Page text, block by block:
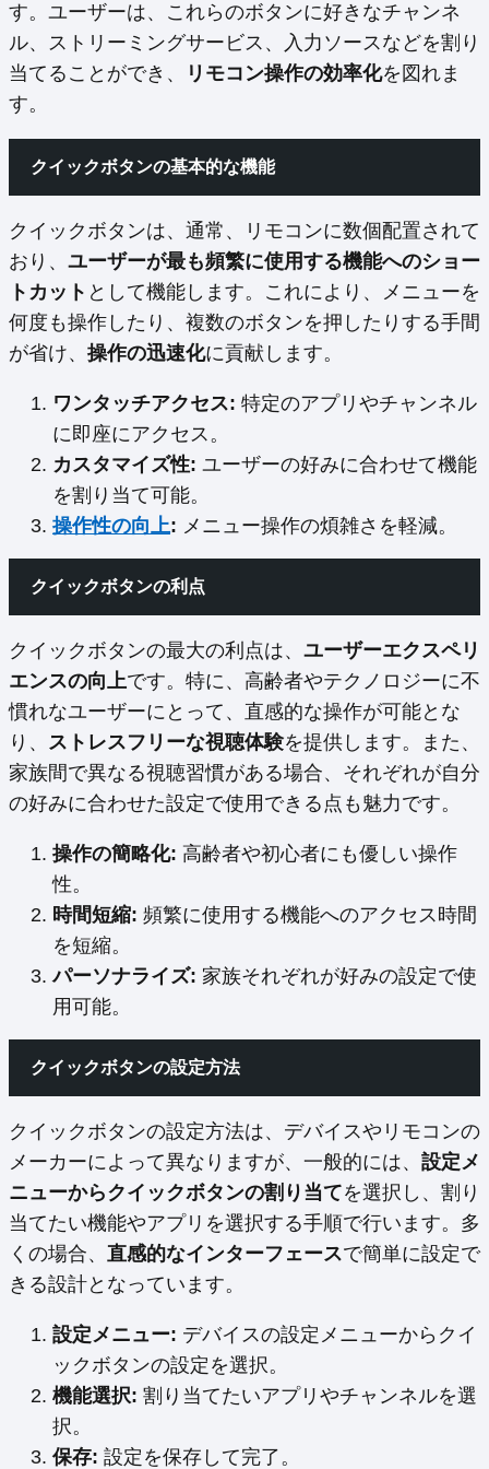
す。ユーザーは、これらのボタンに好きなチャンネ
ル、ストリーミングサービス、入力ソースなどを割り
当てることができ、
リモコン操作の効率化を図れま
す。
クイックボタンの基本的な機能
クイックボタンは、通常、リモコンに数個配置されて
おり、 ユーザーが最も頻繁に使用する機能へのショー
トカット として機能します。これにより、メニューを
何度も操作したり、複数のボタンを押したりする手間
が省け、 操作の迅速化に貢献します。
ワンタッチアクセス: 特定のアプリやチャンネル
に即座にアクセス。
カスタマイズ性: ユーザーの好みに合わせて機能
を割り当て可能。
操作性の向上: メニュー操作の煩雑さを軽減。
クイックボタンの利点
クイックボタンの最大の利点は、 ユーザーエクスペリ
エンスの向上です。特に、高齢者やテクノロジーに不
慣れなユーザーにとって、直感的な操作が可能とな
り、 ストレスフリーな視聴体験を提供します。また、
家族間で異なる視聴習慣がある場合、それぞれが自分
の好みに合わせた設定で使用できる点も魅力です。
操作の簡略化: 高齢者や初心者にも優しい操作
性。
時間短縮: 頻繁に使用する機能へのアクセス時間
を短縮。
パーソナライズ: 家族それぞれが好みの設定で使
用可能。
クイックボタンの設定方法
クイックボタンの設定方法は、デバイスやリモコンの
メーカーによって異なりますが、一般的には、 設定メ
ニューからクイックボタンの割り当てを選択し、割り
当てたい機能やアプリを選択する手順で行います。多
くの場合、 直感的なインターフェースで簡単に設定で
きる設計となっています。
設定メニュー: デバイスの設定メニューからクイ
ックボタンの設定を選択。
機能選択: 割り当てたいアプリやチャンネルを選
択。
保存: 設定を保存して完了。